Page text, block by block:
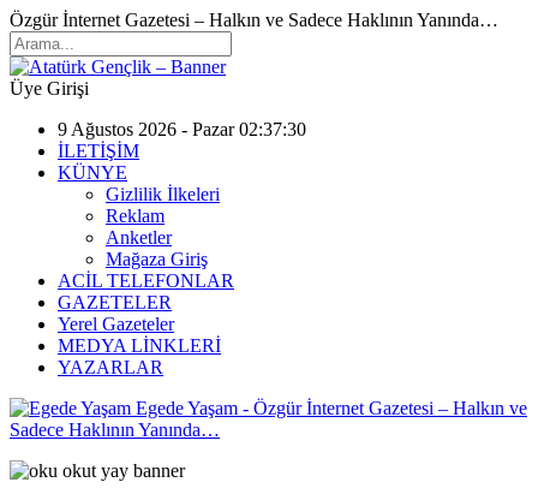
Özgür İnternet Gazetesi – Halkın ve Sadece Haklının Yanında…
Üye Girişi
9 Ağustos 2026 - Pazar 02:37:30
İLETİŞİM
KÜNYE
Gizlilik İlkeleri
Reklam
Anketler
Mağaza Giriş
ACİL TELEFONLAR
GAZETELER
Yerel Gazeteler
MEDYA LİNKLERİ
YAZARLAR
Egede Yaşam - Özgür İnternet Gazetesi – Halkın ve
Sadece Haklının Yanında…